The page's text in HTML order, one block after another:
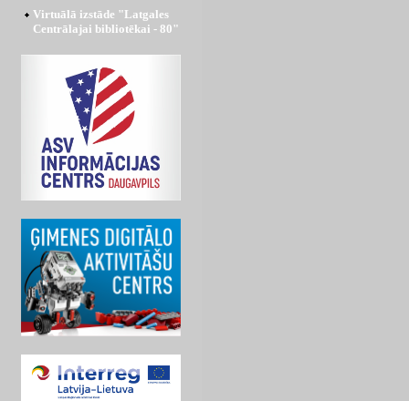
Virtuālā izstāde "Latgales
Centrālajai bibliotēkai - 80"